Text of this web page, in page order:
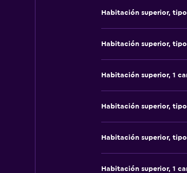
Habitación superior,
Habitación superior,
Habitación superior, 1
Habitación superior,
Habitación superior,
Habitación superior, 1